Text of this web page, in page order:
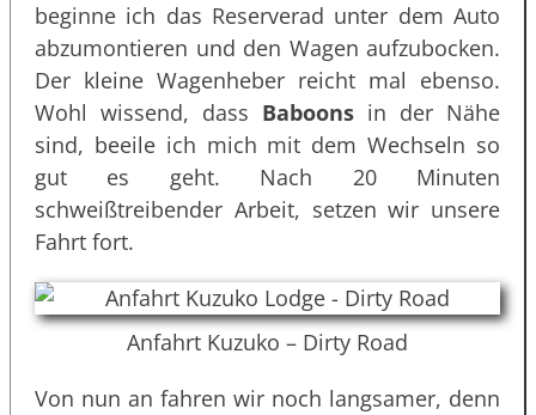
beginne ich das Reserverad unter dem Auto
abzumontieren und den Wagen aufzubocken.
Der kleine Wagenheber reicht mal ebenso.
Wohl wissend, dass Baboons in der Nähe
sind, beeile ich mich mit dem Wechseln so
gut es geht. Nach 20 Minuten
schweißtreibender Arbeit, setzen wir unsere
Fahrt fort.
Anfahrt Kuzuko – Dirty Road
Von nun an fahren wir noch langsamer, denn